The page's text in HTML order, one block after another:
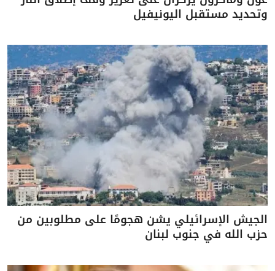
وتحديد مستقبل اليونيفيل
الجيش الإسرائيلي يشن هجومًا على مطلوبين من
حزب الله في جنوب لبنان